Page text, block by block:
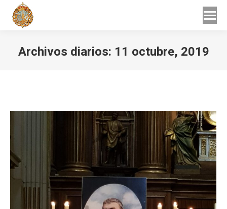
Archivos diarios: 11 octubre, 2019